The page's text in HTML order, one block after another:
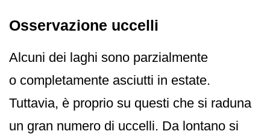
Osservazione uccelli
Alcuni dei laghi sono parzialmente
o completamente asciutti in estate.
Tuttavia, è proprio su questi che si raduna
un gran numero di uccelli. Da lontano si